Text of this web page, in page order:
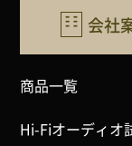
会社
商品一覧
Hi-Fiオーディオ